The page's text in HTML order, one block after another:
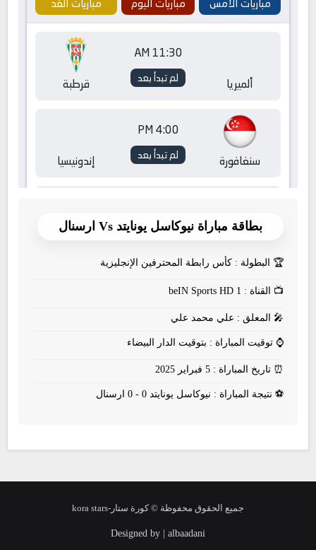
بطاقة مباراة نيوكاسل يونايتد Vs ارسنال
🏆 البطولة : كأس رابطة المحترفين الإنجليزية
📺 القناة : beIN Sports HD 1
🎤 المعلق : علي محمد علي
⌚ توقيت المباراة : بتوقيت الدار البيضاء
⏰ تاريخ المباراة : 5 فبراير 2025
⚽ نتيجة المباراة : نيوكاسل يونايتد 0 - 0 ارسنال
جميع الحقوق محفوظة © كورة ستار-kora stars
Designed by | albaadani